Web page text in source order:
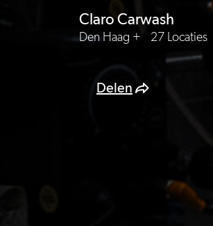
Claro Carwash
Den Haag + 27 Locaties
Delen